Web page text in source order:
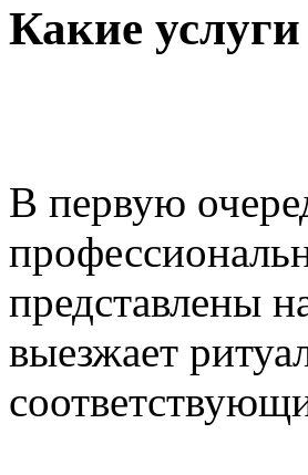
Какие
В первую
представлены
выезжает